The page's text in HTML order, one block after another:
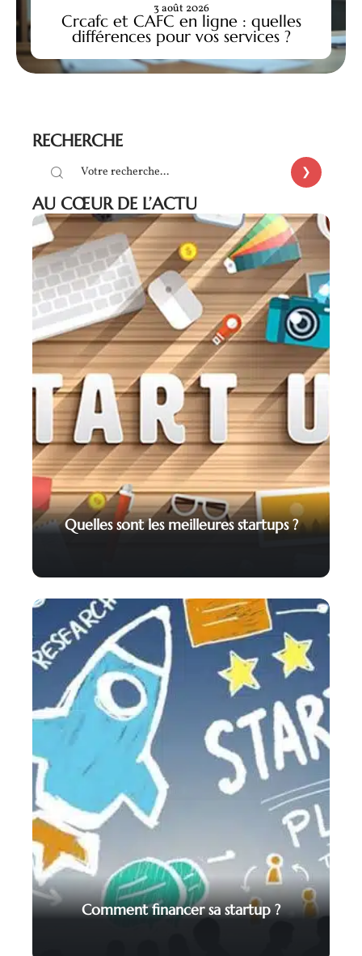
Crcafc et CAFC en ligne : quelles
différences pour vos services ?
3 août 2026
RECHERCHE
AU CŒUR DE L’ACTU
Quelles sont les meilleures startups ?
Comment financer sa startup ?